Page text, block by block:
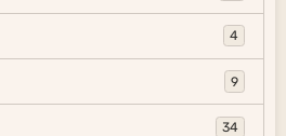
4
9
34